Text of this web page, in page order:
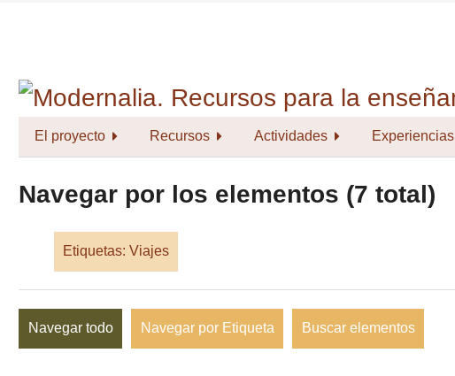
El proyecto Recursos Actividades Experiencias
Navegar por los elementos (7 total)
Etiquetas: Viajes
Navegar todo Navegar por Etiqueta Buscar elementos